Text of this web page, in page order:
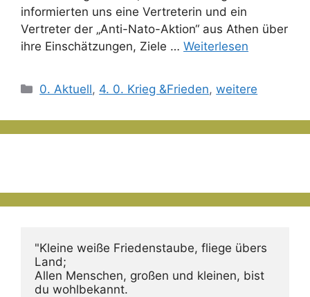
informierten uns eine Vertreterin und ein
Vertreter der „Anti-Nato-Aktion“ aus Athen über
ihre Einschätzungen, Ziele … Weiterlesen
Kategorien
0. Aktuell, 4. 0. Krieg &Frieden,weitere
"Kleine weiße Friedenstaube, fliege übers
Land;
Allen Menschen, großen und kleinen, bist
du wohlbekannt.